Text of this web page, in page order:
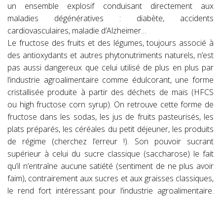
un ensemble explosif conduisant directement aux
maladies dégénératives : diabète, accidents
cardiovasculaires, maladie d’Alzheimer…
Le fructose des fruits et des légumes, toujours associé à
des antioxydants et autres phytonutriments naturels, n’est
pas aussi dangereux que celui utilisé de plus en plus par
l’industrie agroalimentaire comme édulcorant, une forme
cristallisée produite à partir des déchets de maïs (HFCS
ou high fructose corn syrup). On retrouve cette forme de
fructose dans les sodas, les jus de fruits pasteurisés, les
plats préparés, les céréales du petit déjeuner, les produits
de régime (cherchez l’erreur !). Son pouvoir sucrant
supérieur à celui du sucre classique (saccharose) le fait
qu’il n’entraîne aucune satiété (sentiment de ne plus avoir
faim), contrairement aux sucres et aux graisses classiques,
le rend fort intéressant pour l’industrie agroalimentaire.